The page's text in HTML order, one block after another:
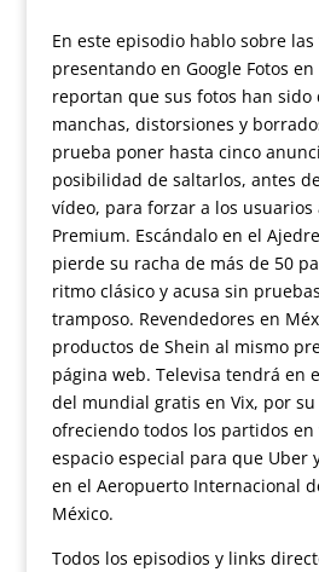
En este episodio hablo sobre
presentando en Google Fotos
reportan que sus fotos han sido
manchas, distorsiones y
prueba poner hasta cinco
posibilidad de saltarlos, antes
vídeo, para forzar a los usuarios
Premium. Escándalo en el
pierde su racha de más de 50
ritmo clásico y acusa sin
tramposo. Revendedores en
productos de Shein al mismo
página web. Televisa tendrá en
del mundial gratis en Vix, por
ofreciendo todos los partidos en
espacio especial para que Uber
en el Aeropuerto Internacional
México.
Todos los episodios y links